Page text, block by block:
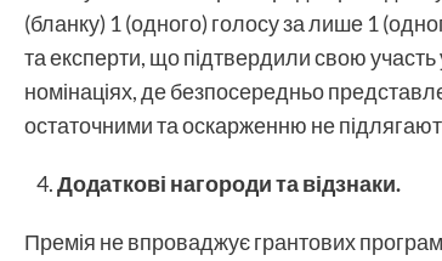
(бланку) 1 (одного) голосу за лише 1
та експерти, що підтвердили свою
номінаціях, де безпосередньо
остаточними та оскарженню не
Додаткові нагороди та відзнаки.
Премія не впроваджує грантових